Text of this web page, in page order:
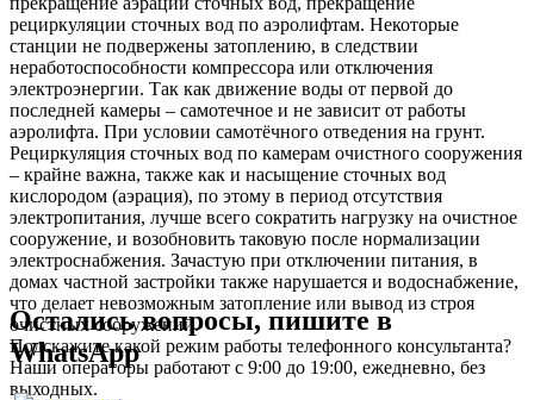
рециркуляции сточных вод по аэролифтам. Некоторые
станции не подвержены затоплению, в следствии
неработоспособности компрессора или отключения
электроэнергии. Так как движение воды от первой до
последней камеры – самотечное и не зависит от работы
аэролифта. При условии самотёчного отведения на грунт.
Рециркуляция сточных вод по камерам очистного сооружения
– крайне важна, также как и насыщение сточных вод
кислородом (аэрация), по этому в период отсутствия
электропитания, лучше всего сократить нагрузку на очистное
сооружение, и возобновить таковую после нормализации
электроснабжения. Зачастую при отключении питания, в
домах частной застройки также нарушается и водоснабжение,
что делает невозможным затопление или вывод из строя
очистных сооружений.
Подскажите какой режим работы телефонного консультанта?
Наши операторы работают с 9:00 до 19:00, ежедневно, без
выходных.
Остались вопросы, пишите в
WhatsApp